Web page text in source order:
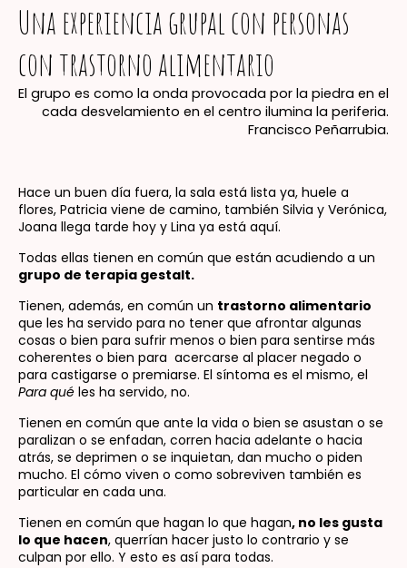
Una experiencia grupal con personas
con trastorno alimentario
El grupo es como la onda provocada por la piedra en el
cada desvelamiento en el centro ilumina la periferia.
Francisco Peñarrubia.
Hace un buen día fuera, la sala está lista ya, huele a
flores, Patricia viene de camino, también Silvia y Verónica,
Joana llega tarde hoy y Lina ya está aquí.
Todas ellas tienen en común que están acudiendo a un
grupo de terapia gestalt.
Tienen, además, en común un trastorno alimentario
que les ha servido para no tener que afrontar algunas
cosas o bien para sufrir menos o bien para sentirse más
coherentes o bien para acercarse al placer negado o
para castigarse o premiarse. El síntoma es el mismo, el
Para qué les ha servido, no.
Tienen en común que ante la vida o bien se asustan o se
paralizan o se enfadan, corren hacia adelante o hacia
atrás, se deprimen o se inquietan, dan mucho o piden
mucho. El cómo viven o como sobreviven también es
particular en cada una.
Tienen en común que hagan lo que hagan, no les gusta
lo que hacen, querrían hacer justo lo contrario y se
culpan por ello. Y esto es así para todas.